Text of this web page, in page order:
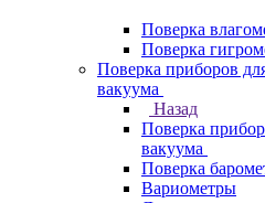
Поверка
Поверка
Поверка приборов
вакуума
Назад
Поверка
вакуума
Поверка
Вариометры